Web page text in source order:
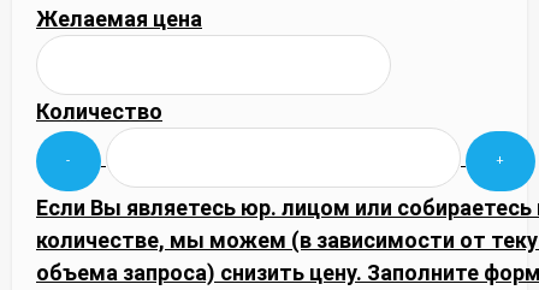
Желаемая цена
Количество
Если Вы являетесь юр. лицом или
количестве, мы можем (в зависимости от
объема запроса) снизить цену. Заполните